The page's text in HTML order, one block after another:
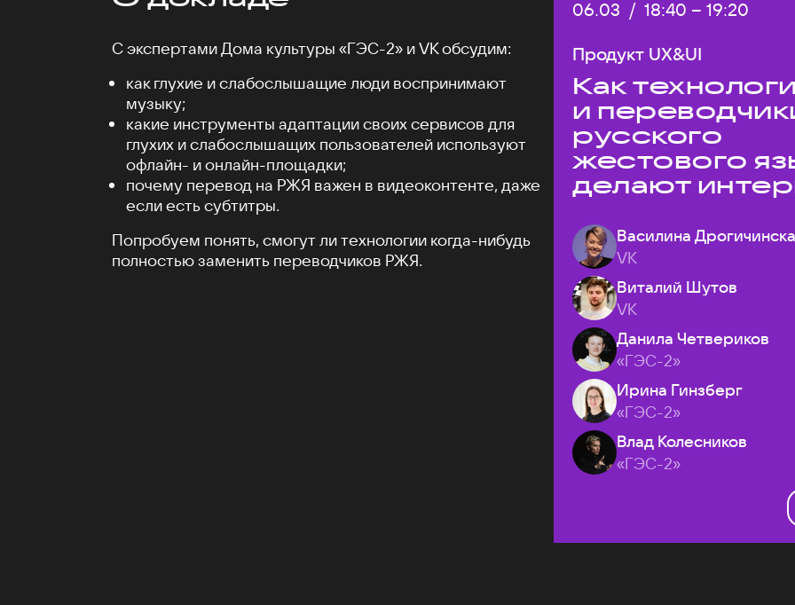
С экспертами Дома культуры «ГЭС-2» и VK обсудим:
как глухие и слабослышащие люди воспринимают
музыку;
какие инструменты адаптации своих сервисов для
глухих и слабослышащих пользователей используют
офлайн- и онлайн-площадки;
почему перевод на РЖЯ важен в видеоконтенте, даже
если есть субтитры.
Попробуем понять, смогут ли технологии когда-нибудь
полностью заменить переводчиков РЖЯ.
Дата:
06.03 / Начало:
18:40 – Конец:
19:20
Продукт UX&UI
Как
и
русского
жестового
делают
Василина
VK
Виталий Шутов
VK
Данила Четвериков
«ГЭС-2»
Ирина Гинзберг
«ГЭС-2»
Влад Колесников
«ГЭС-2»